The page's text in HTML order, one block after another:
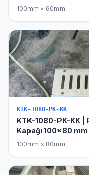
100mm × 60mm
KTK-1080-PK-KK
KTK-1080-PK-KK |
Kapağı 100x80 mm
100mm × 80mm